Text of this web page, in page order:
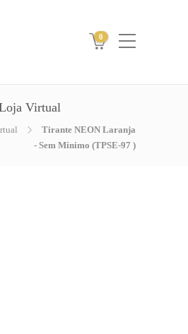
0
Virtual
Tirante NEON Laranja
- Sem Mínimo (TPSE-97 )